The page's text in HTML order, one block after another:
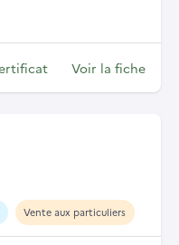
Voir la fiche
Vente aux particuliers